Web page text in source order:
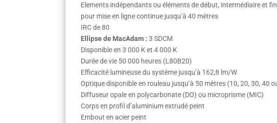
Elements indépendants ou éléments de début, intermédiaire et fin
pour mise en ligne continue jusqu’à 40 mètres
IRC de 80
Ellipse de MacAdam : 3 SDCM
Disponible en 3 000 K et 4 000 K
Durée de vie 50 000 heures (L80B20)
Efficacité lumineuse du système jusqu’à 162,8 lm/W
Optique disponible en rouleau jusqu’à 50 mètres (10, 20, 30, 40
Diffuseur opale en polycarbonate (DO) ou microprisme (MIC)
Corps en profil d’aluminium extrudé peint
Embout en acier peint